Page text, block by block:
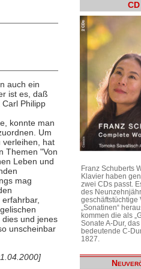
auch ein
ist es, daß
Philipp
konnte man
Um
verleihen, hat
Themen "Von
Leben und
mag
und jenes
unscheinbar
Franz Schuberts
Klavier haben
zwei CDs passt.
des
geschäftstüchtige
„Sonatinen“
kommen die als
Sonate A-Dur,
bedeutende C-
1827.